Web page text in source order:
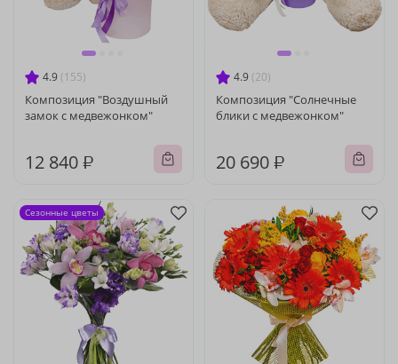
4.9 (155)
Композиция "Воздушный
замок с медвежонком"
12 840 ₽
4.9 (20)
Композиция "Солнечные
блики с медвежонком"
20 690 ₽
Сезонные цветы